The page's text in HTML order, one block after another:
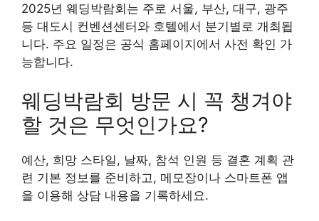
2025년 웨딩박람회는 주로 서울, 부산, 대구, 광주
등 대도시 컨벤션센터와 호텔에서 분기별로 개최됩
니다. 주요 일정은 공식 홈페이지에서 사전 확인 가
능합니다.
웨딩박람회 방문 시 꼭 챙겨야
할 것은 무엇인가요?
예산, 희망 스타일, 날짜, 참석 인원 등 결혼 계획 관
련 기본 정보를 준비하고, 메모장이나 스마트폰 앱
을 이용해 상담 내용을 기록하세요.